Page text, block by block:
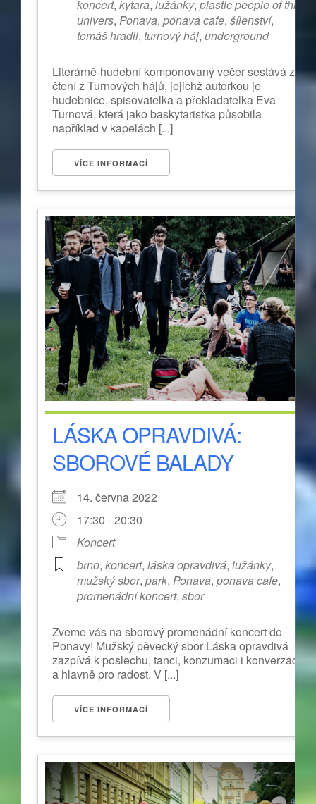
koncert,kytara,lužánky,plastic people of thr
univers,Ponava,ponava cafe,šílenství,
tomáš hradil, turnový háj,underground
Literárně-hudební komponovaný večer sestává ze
čtení z Turnových hájů, jejichž autorkou je
hudebnice, spisovatelka a překladatelka Eva
Turnová, která jako baskytaristka působila
například v kapelách [...]
VÍCE INFORMACÍ
LÁSKA OPRAVDIVÁ:
SBOROVÉ BALADY
14. června 2022
17:30 - 20:30
Koncert
brno,koncert,láska opravdivá,lužánky,
mužský sbor,park,Ponava,ponava cafe,
promenádní koncert,sbor
Zveme vás na sborový promenádní koncert do
Ponavy! Mužský pěvecký sbor Láska opravdivá
zazpívá k poslechu, tanci, konzumaci i konverzaci
a hlavně pro radost. V [...]
VÍCE INFORMACÍ